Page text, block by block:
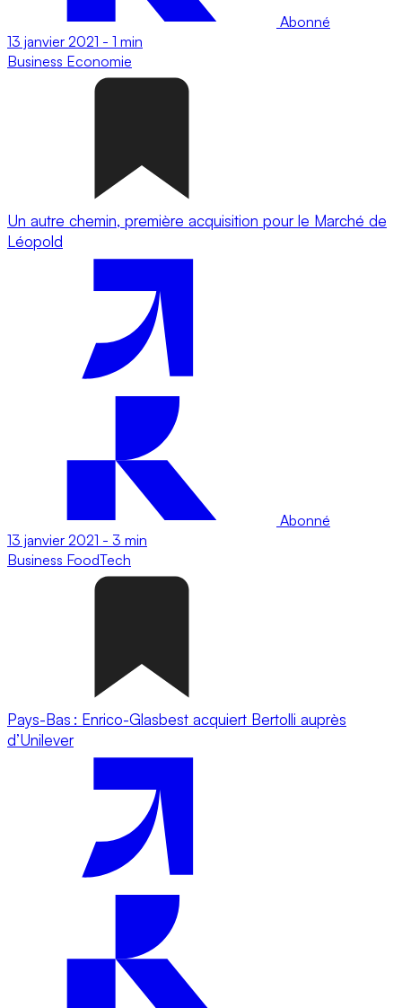
Abonné
13 janvier 2021 - 1 min
Business Economie
Un autre chemin, première acquisition pour le Marché de
Léopold
Abonné
13 janvier 2021 - 3 min
Business FoodTech
Pays-Bas : Enrico-Glasbest acquiert Bertolli auprès
d’Unilever